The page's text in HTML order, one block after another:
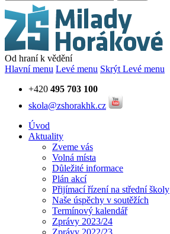
Od hraní k vědění
Hlavní menu Levé menu Skrýt Levé menu
+420 495 703 100
skola@zshorakhk.cz
Úvod
Aktuality
Zveme vás
Volná místa
Důležité informace
Plán akcí
Přijímací řízení na střední školy
Naše úspěchy v soutěžích
Termínový kalendář
Zprávy 2023/24